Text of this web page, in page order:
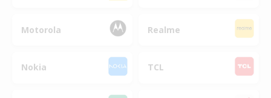
Motorola Realme
Nokia TCL